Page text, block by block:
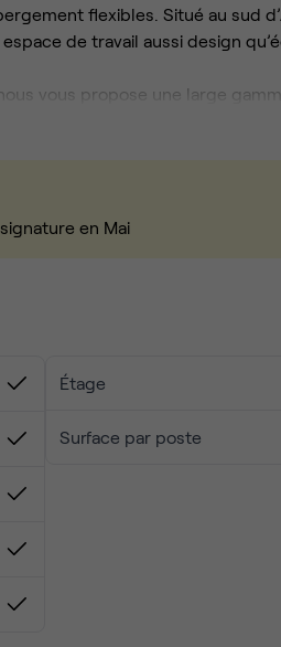
flexibles. Situé au sud
de travail aussi design
budget, le tout dans un
en Mai
Étage
Surface par poste